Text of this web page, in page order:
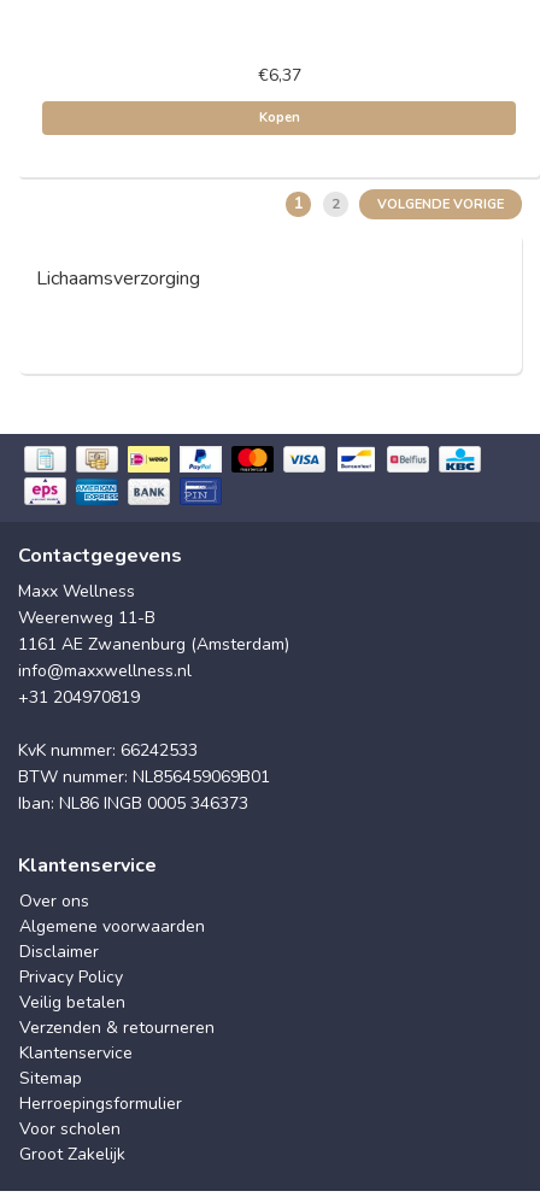
€6,37
Kopen
1 2 VOLGENDE VORIGE
Lichaamsverzorging
Contactgegevens
Maxx Wellness
Weerenweg 11-B
1161 AE Zwanenburg (Amsterdam)
info@maxxwellness.nl
+31 204970819
KvK nummer: 66242533
BTW nummer: NL856459069B01
Iban: NL86 INGB 0005 346373
Klantenservice
Over ons
Algemene voorwaarden
Disclaimer
Privacy Policy
Veilig betalen
Verzenden & retourneren
Klantenservice
Sitemap
Herroepingsformulier
Voor scholen
Groot Zakelijk